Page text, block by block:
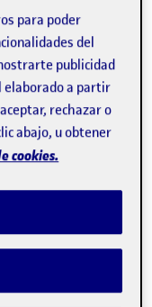
internet en la
y la
implicados en
los negocios, el
para poder
del
publicidad
elaborado a partir
rechazar o
abajo, u obtener
cookies.